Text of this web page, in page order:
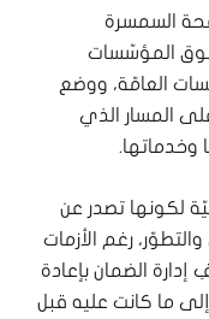
السمسرة
حقوق المؤسّسات
العامّة، ووضع
المسار الذي
وخدماتها.
لكونها تصدر عن
رغم الأزمات
الضمان بإعادة
إلى ما كانت عليه قبل